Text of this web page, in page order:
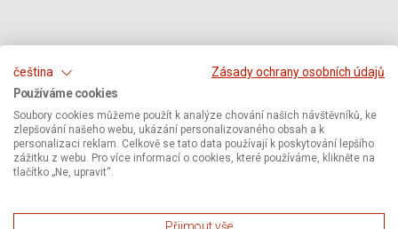
čeština
Zásady ochrany osobních údajů
Používáme cookies
Soubory cookies můžeme použít k analýze chování našich návštěvníků, ke
zlepšování našeho webu, ukázání personalizovaného obsah a k
personalizaci reklam. Celkově se tato data používají k poskytování lepšího
zážitku z webu. Pro více informací o cookies, které používáme, klikněte na
tlačítko „Ne, upravit“.